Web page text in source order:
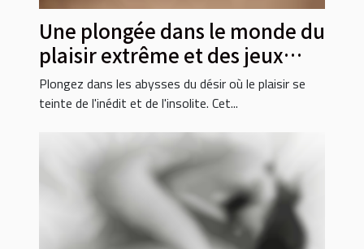
Une plongée dans le monde du
plaisir extrême et des jeux
érotiques inhabituels
Plongez dans les abysses du désir où le plaisir se
teinte de l'inédit et de l'insolite. Cet...